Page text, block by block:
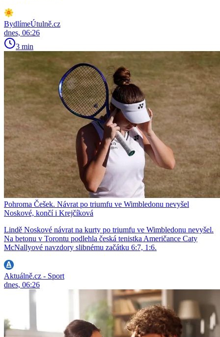
BydlímeÚtulně.cz
dnes, 06:26
3 min
Pohroma Češek. Návrat po triumfu ve Wimbledonu nevyšel
Noskové, končí i Krejčíková
Lindě Noskové návrat na kurty po triumfu ve Wimbledonu nevyšel.
Na betonu v Torontu podlehla česká tenistka Američance Caty
McNallyové navzdory slibnému začátku 6:7, 1:6.
Aktuálně.cz - Sport
dnes, 06:26